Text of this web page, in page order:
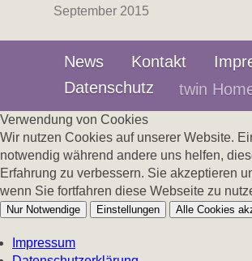
September 2015
News Kontakt
Datenschutz
twin
Verwendung von Cookies
Wir nutzen Cookies auf unserer Website.
notwendig während andere uns helfen,
Erfahrung zu verbessern. Sie akzeptieren
wenn Sie fortfahren diese Webseite zu
Nur Notwendige Einstellungen Alle Cookies
Impressum